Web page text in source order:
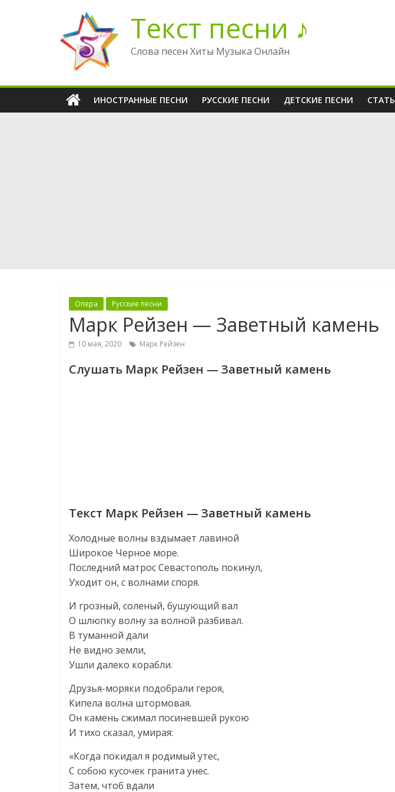
содержимому
Текст песни ♪
Слова песен Хиты Музыка Онлайн
ИНОСТРАННЫЕ ПЕСНИ РУССКИЕ ПЕСНИ ДЕТСКИЕ ПЕСНИ
Опера Русские песни
Марк Рейзен — Заветный камень
10 мая, 2020 Марк Рейзен
Слушать Марк Рейзен — Заветный камень
Текст Марк Рейзен — Заветный камень
Холодные волны вздымает лавиной
Широкое Черное море.
Последний матрос Севастополь покинул,
Уходит он, с волнами споря.
И грозный, соленый, бушующий вал
О шлюпку волну за волной разбивал.
В туманной дали
Не видно земли,
Ушли далеко корабли.
Друзья-моряки подобрали героя,
Кипела волна штормовая.
Он камень сжимал посиневшей рукою
И тихо сказал, умирая:
«Когда покидал я родимый утес,
С собою кусочек гранита унес.
Затем, чтоб вдали